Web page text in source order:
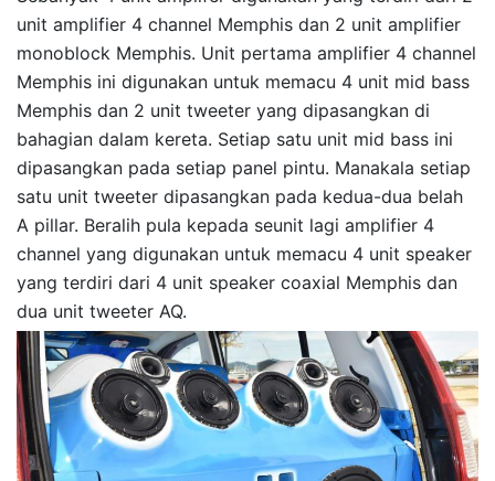
unit amplifier 4 channel Memphis dan 2 unit amplifier
monoblock Memphis. Unit pertama amplifier 4 channel
Memphis ini digunakan untuk memacu 4 unit mid bass
Memphis dan 2 unit tweeter yang dipasangkan di
bahagian dalam kereta. Setiap satu unit mid bass ini
dipasangkan pada setiap panel pintu. Manakala setiap
satu unit tweeter dipasangkan pada kedua-dua belah
A pillar. Beralih pula kepada seunit lagi amplifier 4
channel yang digunakan untuk memacu 4 unit speaker
yang terdiri dari 4 unit speaker coaxial Memphis dan
dua unit tweeter AQ.